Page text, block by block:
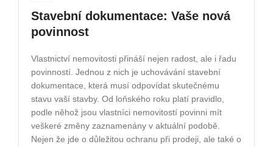
Stavební dokumentace: Vaše nová
povinnost
Vlastnictví nemovitosti přináší nejen radost, ale i řadu
povinností. Jednou z nich je uchovávání stavební
dokumentace, která musí odpovídat skutečnému
stavu vaší stavby. Od loňského roku platí pravidlo,
podle něhož jsou vlastníci nemovitostí povinni mít
veškeré změny zaznamenány v aktuální podobě.
Nejen že jde o důležitou ochranu při prodeji, ale také o